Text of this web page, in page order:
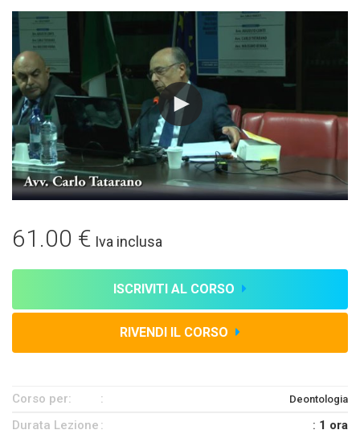
61.00 € Iva inclusa
ISCRIVITI AL CORSO
RIVENDI IL CORSO
Corso per: Deontologia
Durata Lezione : 1 ora